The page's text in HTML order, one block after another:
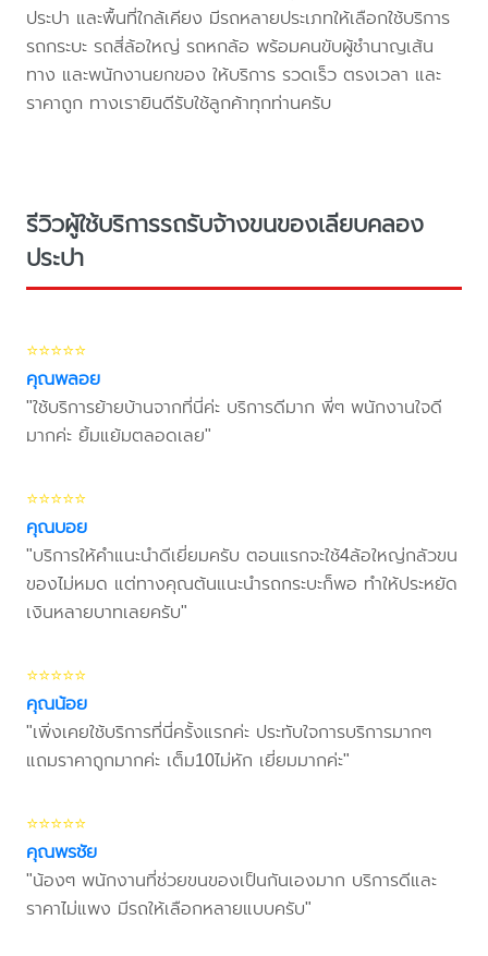
ประปา และพื้นที่ใกล้เคียง มีรถหลายประเภทให้เลือกใช้บริการ
รถกระบะ รถสี่ล้อใหญ่ รถหกล้อ พร้อมคนขับผู้ชำนาญเส้น
ทาง และพนักงานยกของ ให้บริการ รวดเร็ว ตรงเวลา และ
ราคาถูก ทางเรายินดีรับใช้ลูกค้าทุกท่านครับ
รีวิวผู้ใช้บริการรถรับจ้างขนของเลียบคลอง
ประปา
⭐⭐⭐⭐⭐
คุณพลอย
"ใช้บริการย้ายบ้านจากที่นี่ค่ะ บริการดีมาก พี่ๆ พนักงานใจดี
มากค่ะ ยิ้มแย้มตลอดเลย"
⭐⭐⭐⭐⭐
คุณบอย
"บริการให้คำแนะนำดีเยี่ยมครับ ตอนแรกจะใช้4ล้อใหญ่กลัวขน
ของไม่หมด แต่ทางคุณต้นแนะนำรถกระบะก็พอ ทำให้ประหยัด
เงินหลายบาทเลยครับ"
⭐⭐⭐⭐⭐
คุณน้อย
"เพิ่งเคยใช้บริการที่นี่ครั้งแรกค่ะ ประทับใจการบริการมากๆ
แถมราคาถูกมากค่ะ เต็ม10ไม่หัก เยี่ยมมากค่ะ"
⭐⭐⭐⭐⭐
คุณพรชัย
"น้องๆ พนักงานที่ช่วยขนของเป็นกันเองมาก บริการดีและ
ราคาไม่แพง มีรถให้เลือกหลายแบบครับ"